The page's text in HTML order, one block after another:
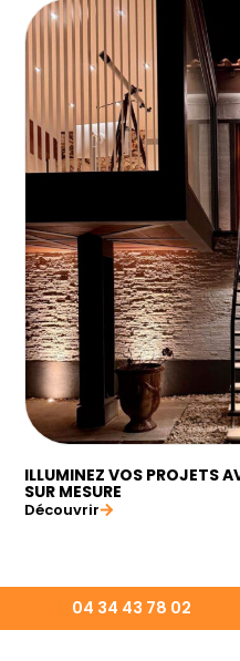
ILLUMINEZ VOS PROJETS
SUR MESURE
Découvrir
04 34 43 78 02